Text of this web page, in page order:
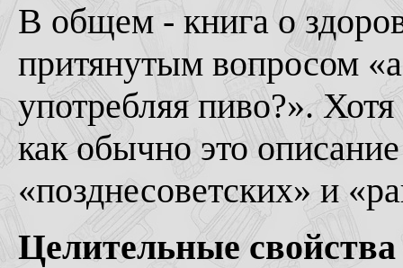
В общем - книга о
притянутым вопросом
употребляя пиво?».
как обычно это
«позднесоветских» и
Целительные